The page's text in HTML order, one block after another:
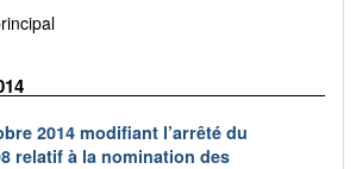
2014 modifiant l’arrêté du
relatif à la nomination des